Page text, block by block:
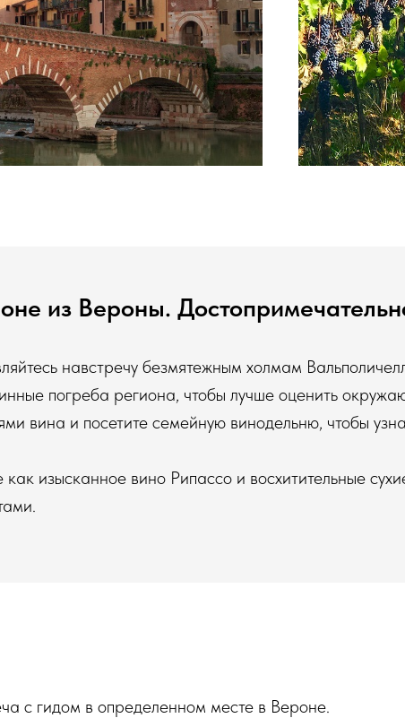
из Вероны.
навстречу безмятежным холмам
погреба региона, чтобы лучше оценить
вина и посетите семейную винодельню, чтобы
изысканное вино Рипассо и восхитительные
с гидом в определенном месте в Вероне.